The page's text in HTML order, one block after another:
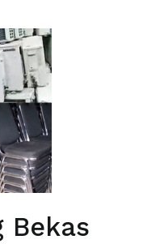
Bekas